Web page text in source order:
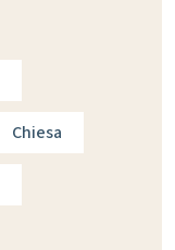
Chiesa